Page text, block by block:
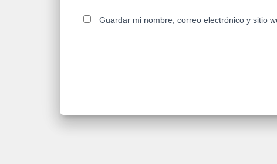
Guardar mi nombre, correo electrónico y sitio